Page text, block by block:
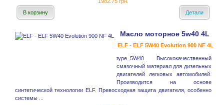
В корзину
Детали
Масло моторное 5w40 4L
ELF - ELF 5W40 Evolution 900 NF 4L
type_5W40 Высококачественный
смазочный материал для дизельных
двигателей легковых автомобилей.
Производится на основе
синтетической технологии ELF. Превосходная защита двигателя, особенно
системы ...